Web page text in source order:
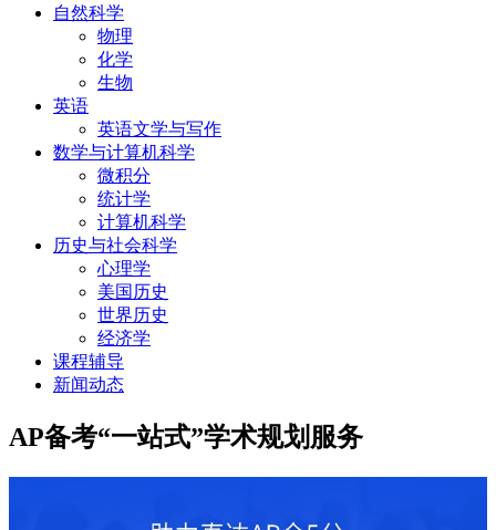
自然科学
物理
化学
生物
英语
英语文学与写作
数学与计算机科学
微积分
统计学
计算机科学
历史与社会科学
心理学
美国历史
世界历史
经济学
课程辅导
新闻动态
AP备考“一站式”学术规划服务